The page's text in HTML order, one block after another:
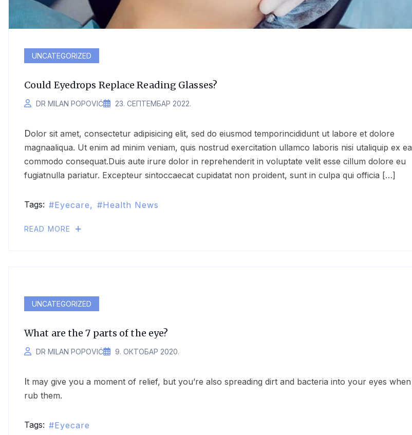
UNCATEGORIZED
Could Eyedrops Replace Reading Glasses?
DR MILAN POPOVIĆ 23. СЕПТЕМБАР 2022.
Dolor sit amet, consectetur adipisicing elit, sed do eiusmod temporincididunt ut labore et dolore
magnaaliqua. Ut enim ad minim veniam, quis nostrud exercitation ullamco laboris nisi utaliquip ex ea
commodo consequat.Duis aute irure dolor in reprehenderit in voluptate velit esse cillum dolore eu
fugiatnulla pariatur. Excepteur sintoccaecat cupidatat non proident, sunt in culpa qui officia […]
Tags: Eyecare Health News
READ MORE
UNCATEGORIZED
What are the 7 parts of the eye?
DR MILAN POPOVIĆ 9. ОКТОБАР 2020.
It may give you a moment of relief, but you’re also spreading dirt and bacteria into your eyes when you
rub them.
Tags: Eyecare